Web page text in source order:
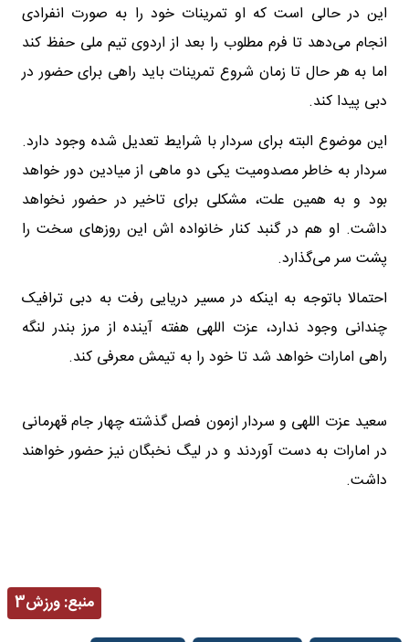
این در حالی است که او تمرینات خود را به صورت انفرادی
انجام می‌دهد تا فرم مطلوب را بعد از اردوی تیم ملی حفظ کند
اما به هر حال تا زمان شروع تمرینات باید راهی برای حضور در
دبی پیدا کند.
این موضوع البته برای سردار با شرایط تعدیل شده وجود دارد.
سردار به خاطر مصدومیت یکی دو ماهی از میادین دور خواهد
بود و به همین علت، مشکلی برای تاخیر در حضور نخواهد
داشت. او هم در گنبد کنار خانواده اش این روزهای سخت را
پشت سر می‌گذارد.
احتمالا باتوجه به اینکه در مسیر دریایی رفت به دبی ترافیک
چندانی وجود ندارد، عزت اللهی هفته آینده از مرز بندر لنگه
راهی امارات خواهد شد تا خود را به تیمش معرفی کند.
سعید عزت اللهی و سردار ازمون فصل گذشته چهار جام قهرمانی
در امارات به دست آوردند و در لیگ نخبگان نیز حضور خواهند
داشت.
منبع:ورزش3